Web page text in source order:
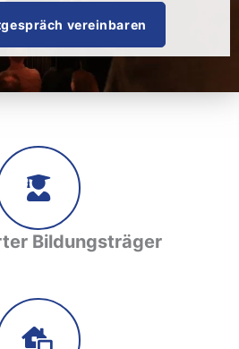
vereinbaren
Bildungsträger